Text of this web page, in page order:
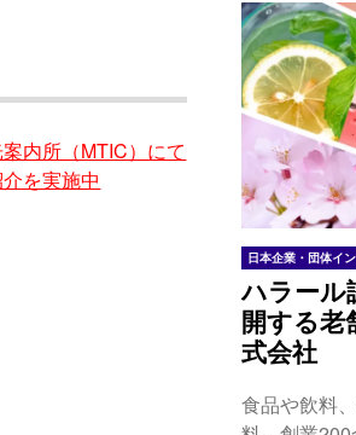
日本企業・団体イ
ハラール
開する老
式会社
食品や飲料
内所（MTIC）にて
を実施中